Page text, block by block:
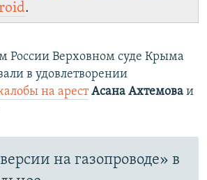
.
России Верховном суде Крыма
в удовлетворении
на арест Асана Ахтемова и
на газопроводе» в